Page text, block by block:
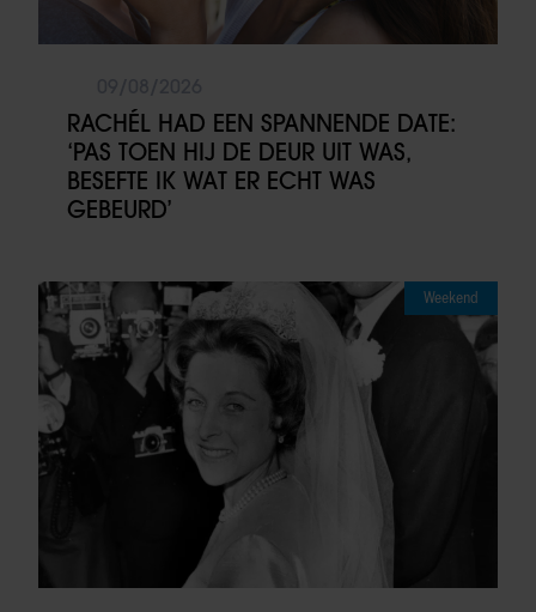
RACHÉL HAD EEN SPANNENDE DATE:
‘PAS TOEN HIJ DE DEUR UIT WAS,
BESEFTE IK WAT ER ECHT WAS
GEBEURD’
Weekend